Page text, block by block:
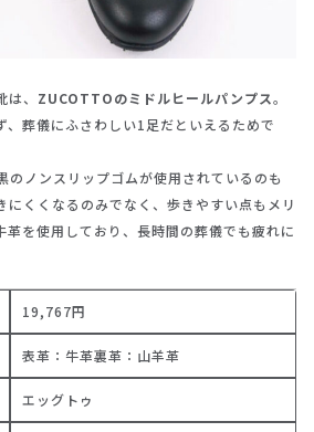
、 ZUCOTTOのミドルヒールパンプス。
、葬儀にふさわしい1足だといえるためで
のノンスリップゴムが使用されているのも
にくくなるのみでなく、歩きやすい点もメリ
革を使用しており、長時間の葬儀でも疲れに
19,767円
表革：牛革裏革：山羊革
エッグトゥ